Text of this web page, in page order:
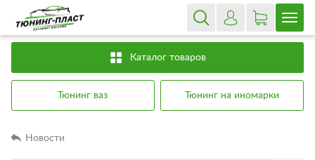
Каталог товаров
Тюнинг ваз Тюнинг на иномарки
Новости